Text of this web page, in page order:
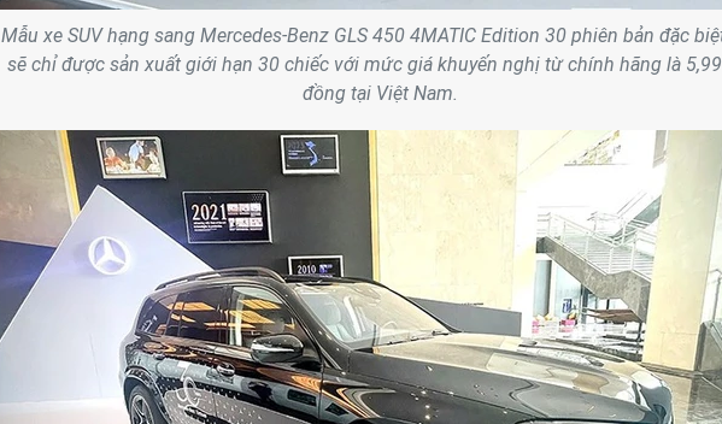
Mẫu xe SUV hạng sang Mercedes-Benz GLS 450 4MATIC Edition 30 phiên bản đặc
sẽ chỉ được sản xuất giới hạn 30 chiếc với mức giá khuyến nghị từ chính hãng là
đồng tại Việt Nam.